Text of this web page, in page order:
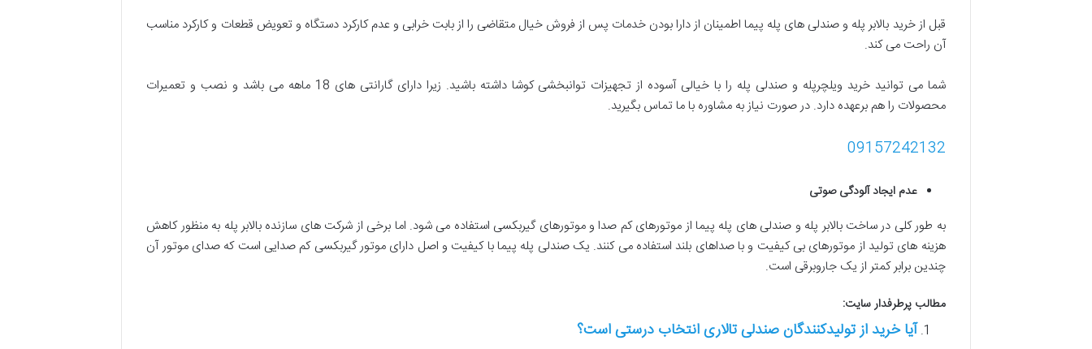
قبل از خرید بالابر پله و صندلی های پله پیما اطمینان از دارا بودن خدمات پس از فروش خیال متقاضی را از بابت خرابی و عدم کارکرد دستگاه و تعویض قطعات و کارکرد مناسب
آن راحت می کند.
شما می توانید خرید ویلچرپله و صندلی پله را با خیالی آسوده از تجهیزات توانبخشی کوشا داشته باشید. زیرا دارای گارانتی های 18 ماهه می باشد و نصب و تعمیرات
محصولات را هم برعهده دارد. در صورت نیاز به مشاوره با ما تماس بگیرید.
09157242132
عدم ایجاد آلودگی صوتی
به طور کلی در ساخت بالابر پله و صندلی های پله پیما از موتورهای کم صدا و موتورهای گیربکسی استفاده می شود. اما برخی از شرکت های سازنده بالابر پله به منظور کاهش
هزینه های تولید از موتورهای بی کیفیت و با صداهای بلند استفاده می کنند. یک صندلی پله پیما با کیفیت و اصل دارای موتور گیربکسی کم صدایی است که صدای موتور آن
چندین برابر کمتر از یک جاروبرقی است.
مطالب پرطرفدار سایت:
آیا خرید از تولیدکنندگان صندلی تالاری انتخاب درستی است؟